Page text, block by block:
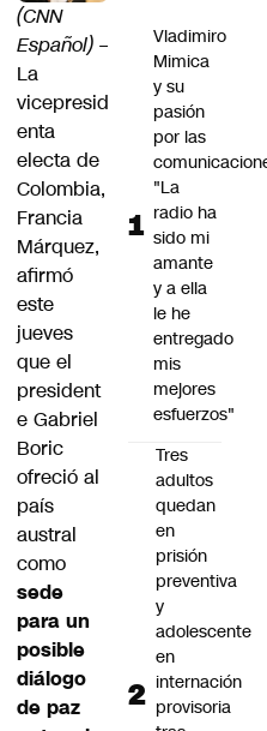
(CNN
Español) –
La
vicepresid
enta
electa de
Colombia,
Francia
Márquez,
afirmó
este
jueves
que el
president
e Gabriel
Boric
ofreció al
país
austral
como
sede
para un
posible
diálogo
de paz
Vladimiro
Mimica
y su
pasión
por las
"La
radio ha
sido mi
amante
y a ella
le he
entregado
mis
mejores
esfuerzos"
Tres
adultos
quedan
en
prisión
preventiva
y
adolescente
en
internación
provisoria